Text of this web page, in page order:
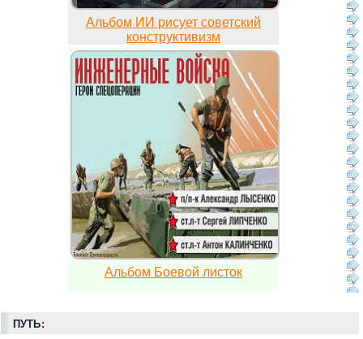
Альбом ИИ рисует советский
конструктивизм
Альбом Боевой листок
ПУТЬ: